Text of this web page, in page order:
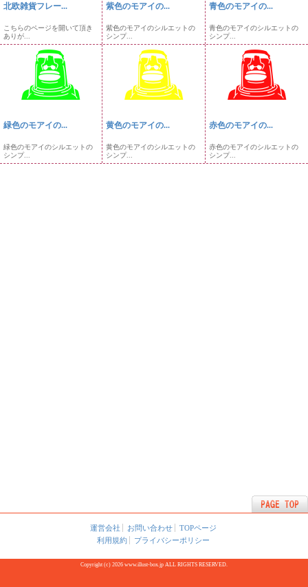
北欧雑貨フレー...
こちらのページを開いて頂き
ありが...
紫色のモアイの...
紫色のモアイのシルエットの
シンプ...
青色のモアイの...
青色のモアイのシルエットの
シンプ...
緑色のモアイの...
緑色のモアイのシルエットの
シンプ...
黄色のモアイの...
黄色のモアイのシルエットの
シンプ...
赤色のモアイの...
赤色のモアイのシルエットの
シンプ...
運営会社 お問い合わせ
TOPページ
利用規約
プライバシーポリシー
Copyright (c) 2026 www.illust-box.jp ALL RIGHTS RESERVED.